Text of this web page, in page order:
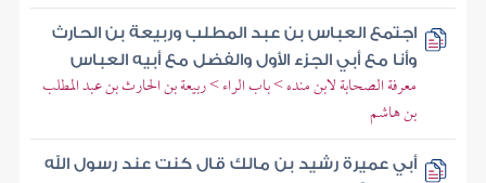
اجتمع العباس بن عبد المطلب وربيعة بن الحارث
وأنا مع أبي الجزء الأول والفضل مع أبيه العباس
معرفة الصحابة لابن منده > باب الراء > ربيعة بن الحارث بن عبد المطلب
بن هاشم
أبي عميرة رشيد بن مالك قال كنت عند رسول الله